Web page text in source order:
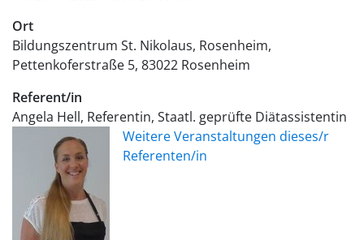
Ort
Bildungszentrum St. Nikolaus, Rosenheim
Pettenkoferstraße 5 83022 Rosenheim
Referent/in
Angela Hell, Referentin, Staatl. geprüfte Diätassistentin
Weitere Veranstaltungen dieses/r
Referenten/in